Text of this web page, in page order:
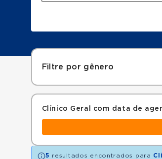
Filtre por gênero
Clínico Geral com data de
5 resultados encontrados para